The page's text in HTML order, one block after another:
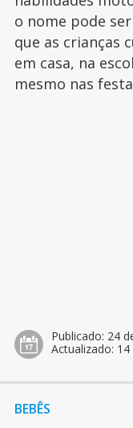
o nome pode
que as crianças
em casa, na
mesmo nas
Publicado: 24
Actualizado:
BEBÊS